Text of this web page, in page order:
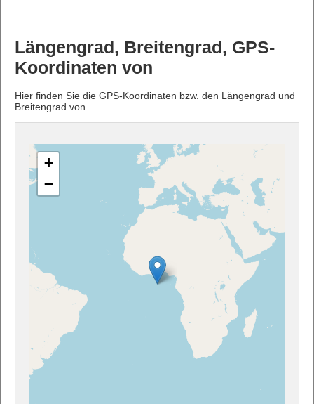
Längengrad, Breitengrad, GPS-
Koordinaten von
Hier finden Sie die GPS-Koordinaten bzw. den Längengrad und
Breitengrad von .
+
−